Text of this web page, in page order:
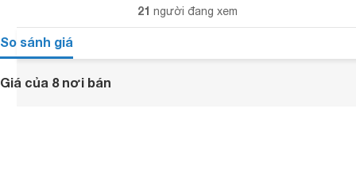
21 người đang xem
So sánh giá
Giá của 8 nơi bán